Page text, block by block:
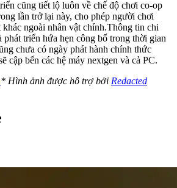
cũng tiết lộ luôn về chế độ chơi co-op
lần trở lại này, cho phép người chơi
ngoài nhân vật chính.Thông tin chi
phát triển hứa hẹn công bố trong thời gian
chưa có ngày phát hành chính thức
cập bến các hệ máy nextgen và cả PC.
* Hình ảnh được hỗ trợ bởi Redacted